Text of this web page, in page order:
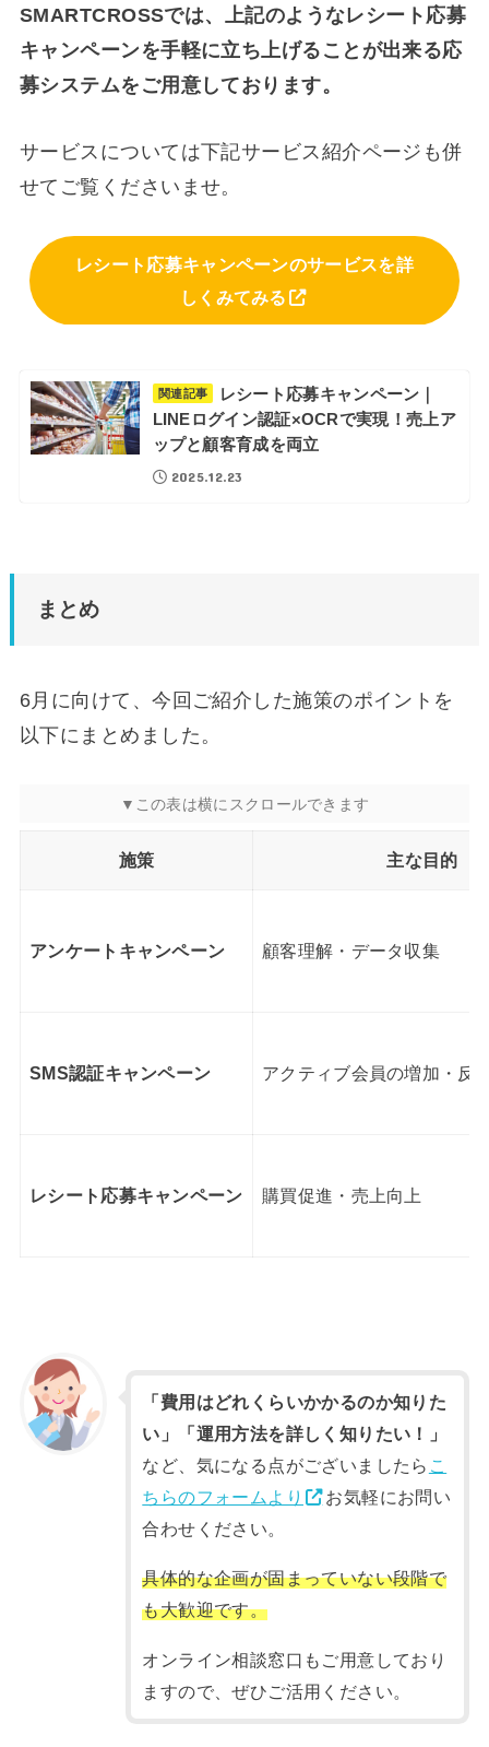
SMARTCROSSでは、上記のようなレシート応募
キャンペーンを手軽に立ち上げることが出来る応
募システムをご用意しております。
サービスについては下記サービス紹介ページも併
せてご覧くださいませ。
レシート応募キャンペーンのサービスを詳
しくみてみる
関連記事
レシート応募キャンペーン｜
LINEログイン認証×OCRで実現！売上ア
ップと顧客育成を両立
2025.12.23
まとめ
6月に向けて、今回ご紹介した施策のポイントを
以下にまとめました。
施策 主な目的
アンケートキャンペーン 顧客理解・データ収集
SMS認証キャンペーン アクティブ会員の増加・反
レシート応募キャンペーン 購買促進・売上向上
「費用はどれくらいかかるのか知りた
い」「運用方法を詳しく知りたい！」
など、気になる点がございましたら こ
ちらのフォームより
お気軽にお問い
合わせください。
具体的な企画が固まっていない段階で
も大歓迎です。
オンライン相談窓口もご用意しており
ますので、ぜひご活用ください。